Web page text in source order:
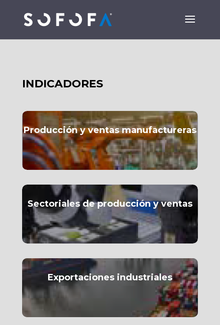
INDICADORES
Producción y ventas manufactureras
Sectoriales de producción y ventas
Exportaciones industriales